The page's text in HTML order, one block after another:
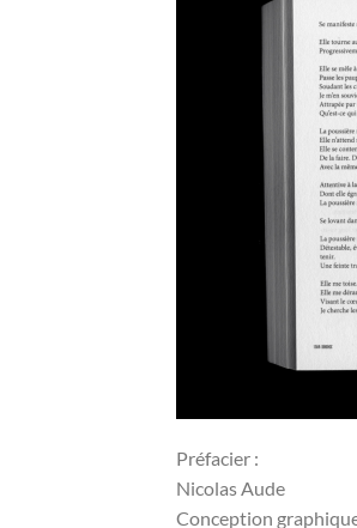
Préfacier :
Nicolas Aude
Conception